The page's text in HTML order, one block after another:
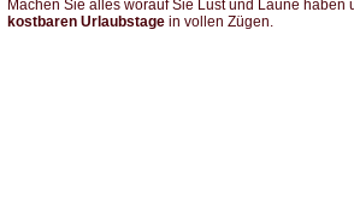
Machen Sie alles worauf Sie Lust und Laune haben
kostbaren Urlaubstage in vollen Zügen.